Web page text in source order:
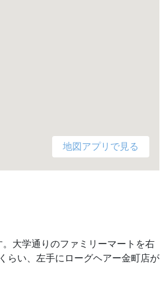
地図アプリで見る
大学通りのファミリーマートを右
らい、左手にローグヘアー金町店が